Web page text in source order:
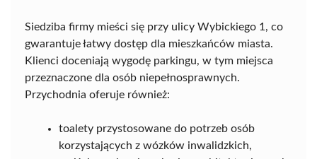
Siedziba firmy mieści się przy ulicy Wybickiego 1, co
gwarantuje łatwy dostęp dla mieszkańców miasta.
Klienci doceniają wygodę parkingu, w tym miejsca
przeznaczone dla osób niepełnosprawnych.
Przychodnia oferuje również:
toalety przystosowane do potrzeb osób
korzystających z wózków inwalidzkich,